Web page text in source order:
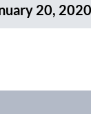
20, 2020